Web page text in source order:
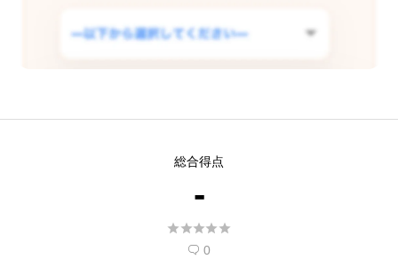
トする
人 がこの店舗での査定受付開始を希
望しています。
総合得点
-

 0